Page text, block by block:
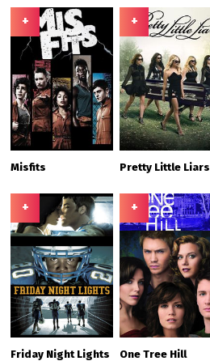
+
Misfits
+
Pretty Little Liars
+
Friday Night Lights
+
One Tree Hill